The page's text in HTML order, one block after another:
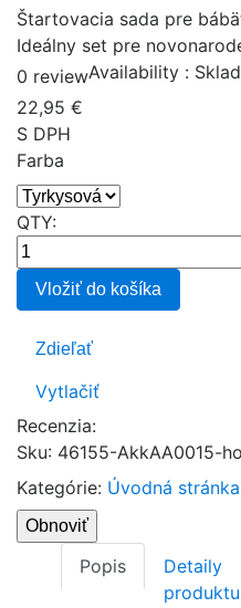
Štartovacia sada pre
Ideálny set pre
0 reviewAvailability :
22,95 €
S DPH
Farba
QTY:
Vložiť do košíka
Zdieľať
Vytlačiť
Recenzia:
Sku: 46155-AkkAA0015-
Kategórie: Úvodná stránka
Popis
Detaily
produktu